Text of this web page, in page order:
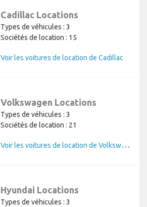
Cadillac Locations
Types de véhicules : 3
Sociétés de location : 15
Voir les voitures de location de Cadillac
Volkswagen Locations
Types de véhicules : 3
Sociétés de location : 21
V
oir les voitures de location de Volkswagen
Hyundai Locations
Types de véhicules : 3